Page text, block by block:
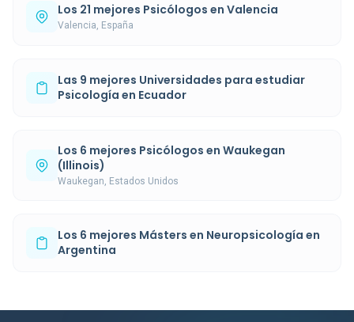
Los 21 mejores Psicólogos en Valencia
Valencia, España
Las 9 mejores Universidades para estudiar
Psicología en Ecuador
Los 6 mejores Psicólogos en Waukegan
(Illinois)
Waukegan, Estados Unidos
Los 6 mejores Másters en Neuropsicología en
Argentina